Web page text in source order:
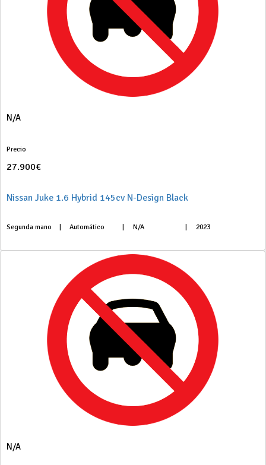
N/A
Precio
27.900€
Nissan Juke 1.6 Hybrid 145cv N-Design Black
Segunda mano Automático N/A 2023
N/A